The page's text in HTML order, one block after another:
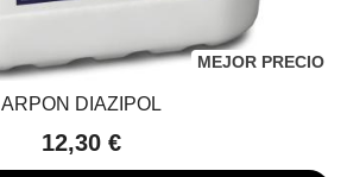
MEJOR PRECIO
ARPON DIAZIPOL
12,30 €